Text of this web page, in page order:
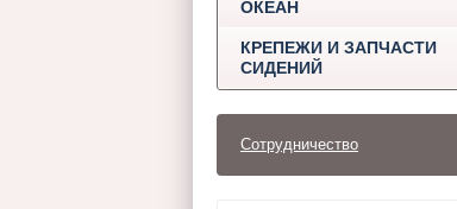
ОКЕАН
КРЕПЕЖИ И ЗАПЧАСТИ
СИДЕНИЙ
Сотрудничество